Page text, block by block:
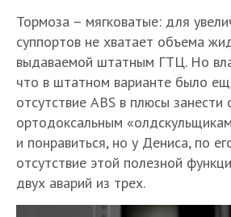
Тормоза – мягковатые: для
суппортов не хватает объема
выдаваемой штатным ГТЦ. Но
что в штатном варианте было
отсутствие ABS в плюсы занести
ортодоксальным
и понравиться, но у Дениса, по
отсутствие этой полезной
двух аварий из трех.